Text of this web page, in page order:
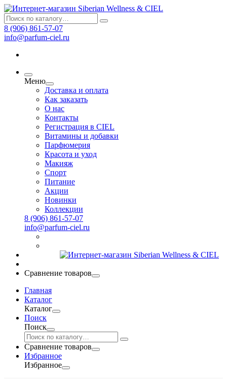
8 (906) 861-57-07
info@parfum-ciel.ru
Меню
Доставка и оплата
Как заказать
О нас
Контакты
Регистрация в CIEL
Витамины и добавки
Парфюмерия
Красота и уход
Макияж
Спорт
Питание
Акции
Новинки
Коллекции
8 (906) 861-57-07
info@parfum-ciel.ru
Сравнение товаров
Главная
Каталог
Каталог
Поиск
Поиск
Сравнение товаров
Избранное
Избранное